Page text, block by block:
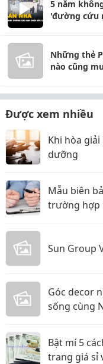
5 năm
'đường cứu
Những thẻ
nào cũng
Được xem nhiều
Khi hòa
dưỡng
Mẫu biên
trường hợp
Sun Group
Góc decor
sống cùng
Bật mí 5
trang giá sỉ